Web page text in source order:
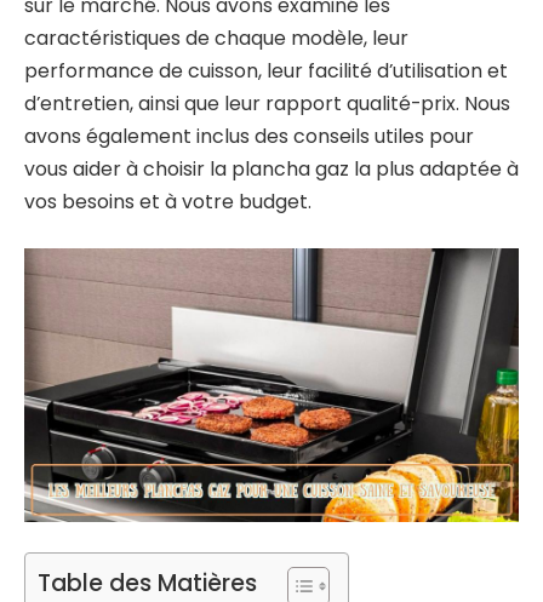
sur le marché. Nous avons examiné les
caractéristiques de chaque modèle, leur
performance de cuisson, leur facilité d’utilisation et
d’entretien, ainsi que leur rapport qualité-prix. Nous
avons également inclus des conseils utiles pour
vous aider à choisir la plancha gaz la plus adaptée à
vos besoins et à votre budget.
Table des Matières